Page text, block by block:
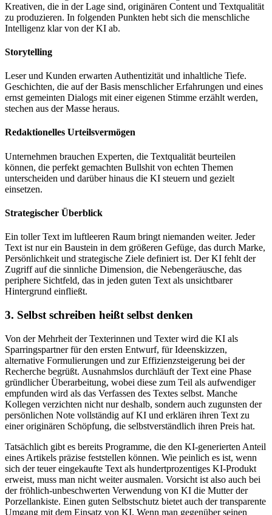
Kreativen, die in der Lage sind, originären Content und Textqualität
zu produzieren. In folgenden Punkten hebt sich die menschliche
Intelligenz klar von der KI ab.
Storytelling
Leser und Kunden erwarten Authentizität und inhaltliche Tiefe.
Geschichten, die auf der Basis menschlicher Erfahrungen und eines
ernst gemeinten Dialogs mit einer eigenen Stimme erzählt werden,
stechen aus der Masse heraus.
Redaktionelles Urteilsvermögen
Unternehmen brauchen Experten, die Textqualität beurteilen
können, die perfekt gemachten Bullshit von echten Themen
unterscheiden und darüber hinaus die KI steuern und gezielt
einsetzen.
Strategischer Überblick
Ein toller Text im luftleeren Raum bringt niemanden weiter. Jeder
Text ist nur ein Baustein in dem größeren Gefüge, das durch Marke,
Persönlichkeit und strategische Ziele definiert ist. Der KI fehlt der
Zugriff auf die sinnliche Dimension, die Nebengeräusche, das
periphere Sichtfeld, das in jeden guten Text als unsichtbarer
Hintergrund einfließt.
3. Selbst schreiben heißt selbst denken
Von der Mehrheit der Texterinnen und Texter wird die KI als
Sparringspartner für den ersten Entwurf, für Ideenskizzen,
alternative Formulierungen und zur Effizienzsteigerung bei der
Recherche begrüßt. Ausnahmslos durchläuft der Text eine Phase
gründlicher Überarbeitung, wobei diese zum Teil als aufwendiger
empfunden wird als das Verfassen des Textes selbst. Manche
Kollegen verzichten nicht nur deshalb, sondern auch zugunsten der
persönlichen Note vollständig auf KI und erklären ihren Text zu
einer originären Schöpfung, die selbstverständlich ihren Preis hat.
Tatsächlich gibt es bereits Programme, die den KI-generierten Anteil
eines Artikels präzise feststellen können. Wie peinlich es ist, wenn
sich der teuer eingekaufte Text als hundertprozentiges KI-Produkt
erweist, muss man nicht weiter ausmalen. Vorsicht ist also auch bei
der fröhlich-unbeschwerten Verwendung von KI die Mutter der
Porzellankiste. Einen guten Selbstschutz bietet auch der transparente
Umgang mit dem Einsatz von KI. Wenn man gegenüber seinen